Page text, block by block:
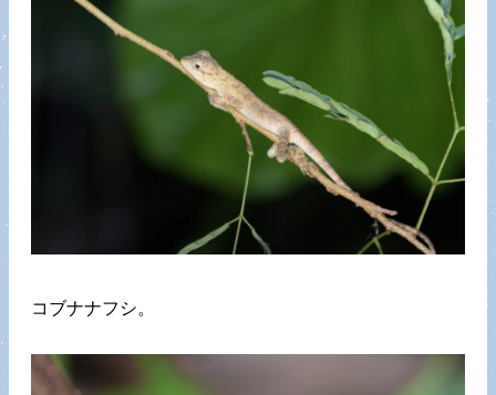
コブナナフシ。